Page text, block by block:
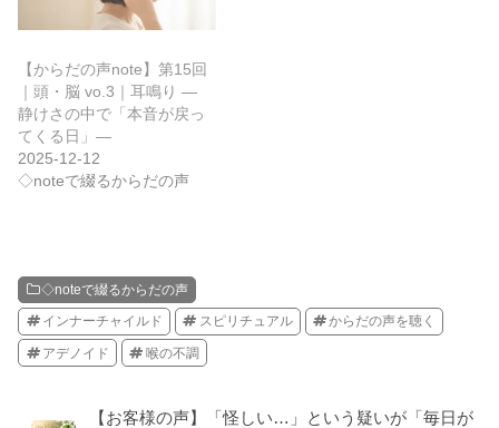
【からだの声note】第15回
｜頭・脳 vo.3｜耳鳴り ―
静けさの中で「本音が戻っ
てくる日」―
2025-12-12
◇noteで綴るからだの声
◇noteで綴るからだの声
インナーチャイルド スピリチュアル からだの声を聴く
アデノイド 喉の不調
【お客様の声】「怪しい…」という疑いが「毎日が